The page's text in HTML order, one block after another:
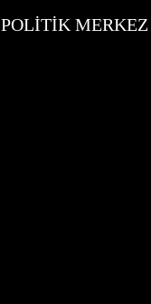
POLITIK MERKEZ